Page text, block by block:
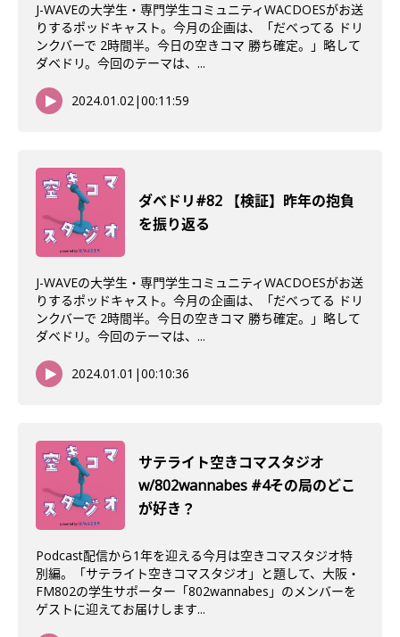
J-WAVEの大学生・専門学生コミュニティWACDOESがお送
りするポッドキャスト。今月の企画は、「だべってる ドリ
ンクバーで 2時間半。今日の空きコマ 勝ち確定。」略して
ダベドリ。今回のテーマは、...
2024.01.02|00:11:59
ダベドリ#82 【検証】昨年の抱負
を振り返る
J-WAVEの大学生・専門学生コミュニティWACDOESがお送
りするポッドキャスト。今月の企画は、「だべってる ドリ
ンクバーで 2時間半。今日の空きコマ 勝ち確定。」略して
ダベドリ。今回のテーマは、...
2024.01.01 |00:10:36
サテライト空きコマスタジオ
w/802wannabes #4その局のどこ
が好き？
Podcast配信から1年を迎える今月は空きコマスタジオ特
別編。「サテライト空きコマスタジオ」と題して、大阪・
FM802の学生サポーター「802wannabes」のメンバーを
ゲストに迎えてお届けします...